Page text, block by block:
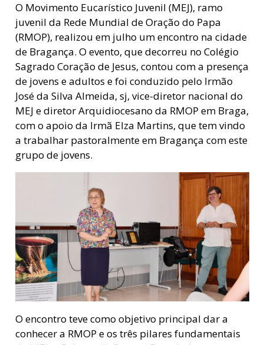
O Movimento Eucarístico Juvenil (MEJ), ramo
juvenil da Rede Mundial de Oração do Papa
(RMOP), realizou em julho um encontro na cidade
de Bragança. O evento, que decorreu no Colégio
Sagrado Coração de Jesus, contou com a presença
de jovens e adultos e foi conduzido pelo Irmão
José da Silva Almeida, sj, vice-diretor nacional do
MEJ e diretor Arquidiocesano da RMOP em Braga,
com o apoio da Irmã Elza Martins, que tem vindo
a trabalhar pastoralmente em Bragança com este
grupo de jovens.
O encontro teve como objetivo principal dar a
conhecer a RMOP e os três pilares fundamentais